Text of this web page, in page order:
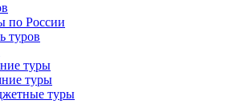
по России
туров
туры
туры
туры